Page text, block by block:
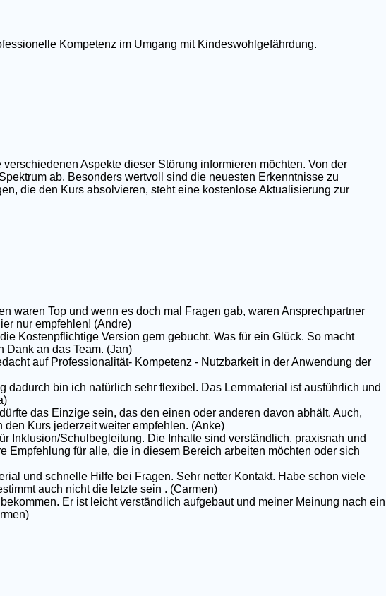
Kompetenz im Umgang mit Kindeswohlgefährdung.
Aspekte dieser Störung informieren möchten. Von der
ab. Besonders wertvoll sind die neuesten Erkenntnisse zu
die den Kurs absolvieren, steht eine kostenlose Aktualisierung zur
waren Top und wenn es doch mal Fragen gab, waren Ansprechpartner
nur empfehlen! (Andre)
Kostenpflichtige Version gern gebucht. Was für ein Glück. So macht
Dank an das Team. (Jan)
auf Professionalität- Kompetenz - Nutzbarkeit in der Anwendung der
bin ich natürlich sehr flexibel. Das Lernmaterial ist ausführlich und
das Einzige sein, das den einen oder anderen davon abhält. Auch,
Kurs jederzeit weiter empfehlen. (Anke)
Inklusion/Schulbegleitung. Die Inhalte sind verständlich, praxisnah und
Empfehlung für alle, die in diesem Bereich arbeiten möchten oder sich
und schnelle Hilfe bei Fragen. Sehr netter Kontakt. Habe schon viele
auch nicht die letzte sein . (Carmen)
Er ist leicht verständlich aufgebaut und meiner Meinung nach ein